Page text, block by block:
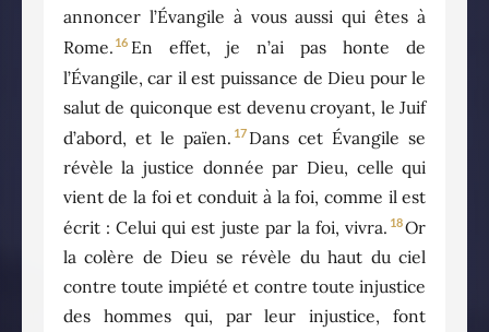
annoncer l’Évangile à vous aussi qui êtes à
Rome. 16 En effet, je n’ai pas honte de
l’Évangile, car il est puissance de Dieu pour le
salut de quiconque est devenu croyant, le Juif
d’abord, et le païen. 17 Dans cet Évangile se
révèle la justice donnée par Dieu, celle qui
vient de la foi et conduit à la foi, comme il est
écrit : Celui qui est juste par la foi, vivra. 18Or
la colère de Dieu se révèle du haut du ciel
contre toute impiété et contre toute injustice
des hommes qui, par leur injustice, font